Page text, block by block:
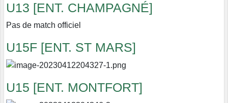
U13 [ENT. CHAMPAGNÉ]
Pas de match officiel
U15F [ENT. ST MARS]
U15 [ENT. MONTFORT]